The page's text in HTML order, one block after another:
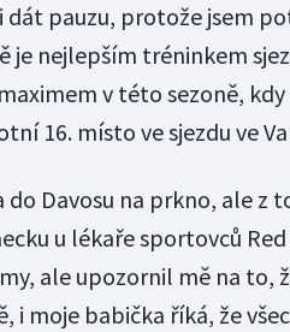
dát pauzu, protože jsem
je nejlepším tréninkem
v této sezoně,
16. místo ve sjezdu ve
do Davosu na prkno, ale z
u lékaře sportovců
ale upozornil mě na to,
i moje babička říká, že